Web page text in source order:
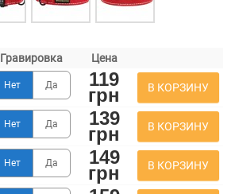
Гравировка Цена
Нет Да 119
грн В КОРЗИНУ
Нет Да 139
грн В КОРЗИНУ
Нет Да 149
грн В КОРЗИНУ